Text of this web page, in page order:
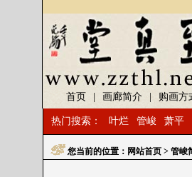
首页 画廊简介 购画方
热门搜索： 叶烂 管峻 萧平
您当前的位置： 网站首页 > 管峻